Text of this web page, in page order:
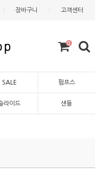
장바구니 고객센터
0
SALE 펌프스
라이드 샌들